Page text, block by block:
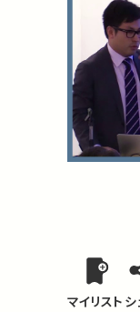
マイリスト